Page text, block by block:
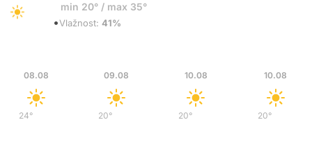
min 20° / max 35°
•Vlažnost: 41%
08.08
24°/
09.08
20°/
10.08
20°/
10.08
20°